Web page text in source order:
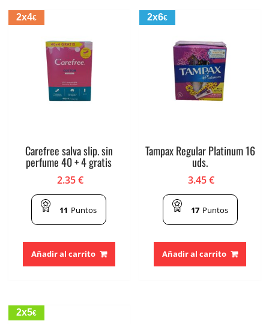
2x4€
Carefree salva slip. sin
perfume 40 + 4 gratis
2.35€
11 Puntos
Añadir al carrito
2x6€
Tampax Regular Platinum 16
uds.
3.45€
17 Puntos
Añadir al carrito
2x5€